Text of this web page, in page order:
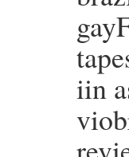
iin